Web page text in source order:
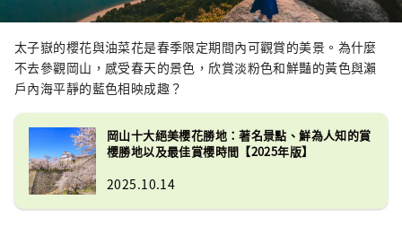
太子嶽的櫻花與油菜花是春季限定期間內可觀賞的美景。為什麼
不去參觀岡山，感受春天的景色，欣賞淡粉色和鮮豔的黃色與瀨
戶內海平靜的藍色相映成趣？
岡山十大絕美櫻花勝地：著名景點、鮮為人知的賞
櫻勝地以及最佳賞櫻時間【2025年版】
2025.10.14